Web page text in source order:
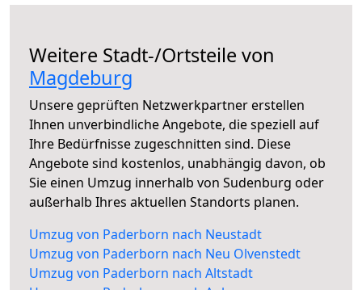
Weitere Stadt-/Ortsteile von
Magdeburg
Unsere geprüften Netzwerkpartner erstellen
Ihnen unverbindliche Angebote, die speziell auf
Ihre Bedürfnisse zugeschnitten sind. Diese
Angebote sind kostenlos, unabhängig davon, ob
Sie einen Umzug innerhalb von Sudenburg oder
außerhalb Ihres aktuellen Standorts planen.
Umzug von Paderborn nach Neustadt
Umzug von Paderborn nach Neu Olvenstedt
Umzug von Paderborn nach Altstadt